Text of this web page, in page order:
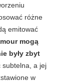
różne
emitować
mogą
były zbyt
subtelna, a jej
w